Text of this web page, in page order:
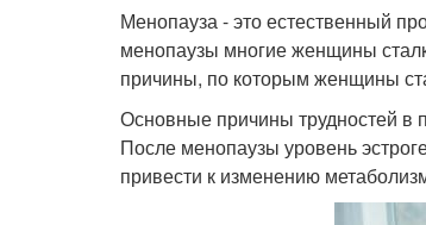
Менопауза - это естественный
менопаузы многие женщины
причины, по которым женщины
Основные причины трудностей в
После менопаузы уровень
привести к изменению